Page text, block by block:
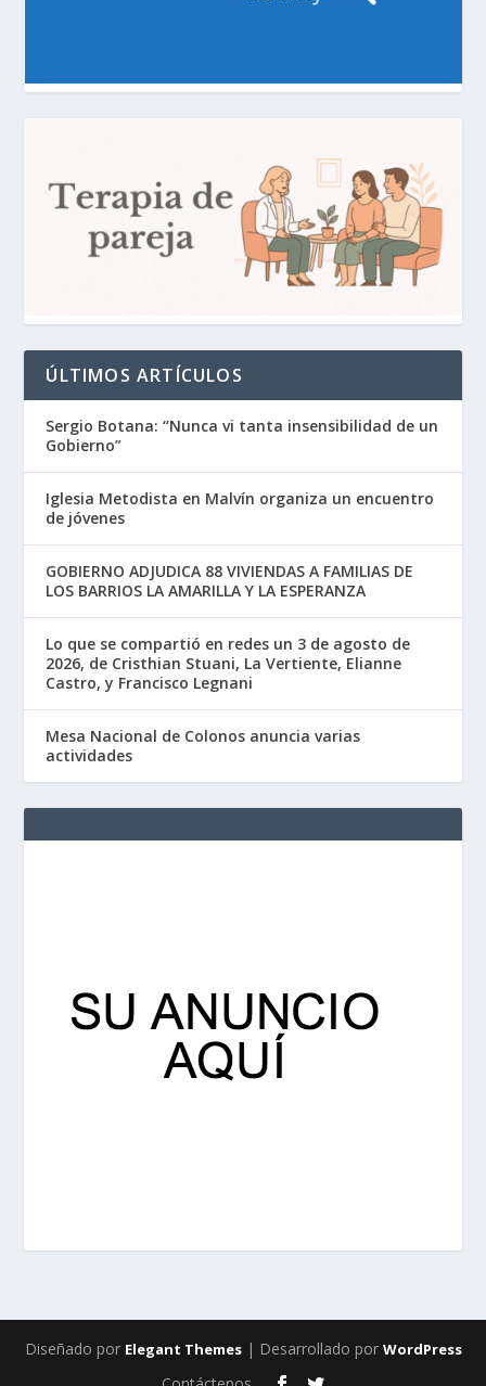
ÚLTIMOS ARTÍCULOS
Sergio Botana: “Nunca vi tanta insensibilidad de un
Gobierno”
Iglesia Metodista en Malvín organiza un encuentro
de jóvenes
GOBIERNO ADJUDICA 88 VIVIENDAS A FAMILIAS DE
LOS BARRIOS LA AMARILLA Y LA ESPERANZA
Lo que se compartió en redes un 3 de agosto de
2026, de Cristhian Stuani, La Vertiente, Elianne
Castro, y Francisco Legnani
Mesa Nacional de Colonos anuncia varias
actividades
Diseñado por Elegant Themes| Desarrollado por WordPress